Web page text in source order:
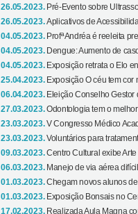
26.05.2023. Pré-Evento sobre
26.05.2023.Aplicativos de
04.05.2023. Profª Andréa é reeleita
04.05.2023. Dengue: Aumento de
04.05.2023. Exposição retrata o Elo
25.04.2023. Exposição O céu tem cor
06.04.2023. Eleição Conselho Gestor
27.03.2023.Odontologia tem o
23.03.2023.V Congresso Médico
23.03.2023.Voluntários para
09.03.2023.Centro Cultural exibe
06.03.2023. Manejo de via aérea
01.03.2023.Chegam novos alunos
01.03.2023. Exposição Bonsais no
17.02.2023. Realizada Aula Magna